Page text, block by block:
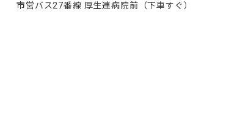
市営バス27番線 厚生連病院前（下車すぐ）